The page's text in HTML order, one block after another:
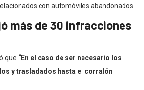
con automóviles abandonados.
más de 30 infracciones
que “En el caso de ser necesario los
y trasladados hasta el corralón